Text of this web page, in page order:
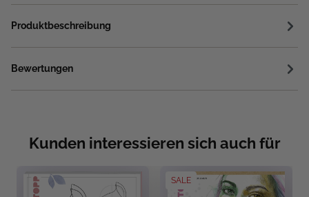
Produktbeschreibung
Bewertungen
Kunden interessieren sich auch für
SALE